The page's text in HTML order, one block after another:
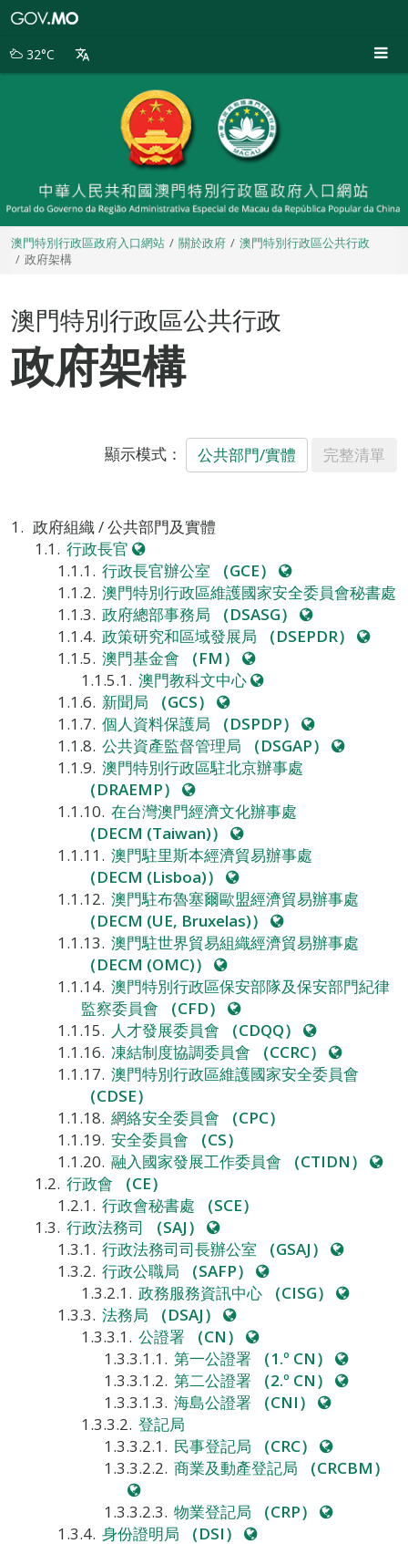
別
32°C
澳門特別行政區政府入口網站 關於政府
澳門特別行政區公共行政
政府架構
澳門特別行政區公共行政
政府架構
顯示模式： 公共部門/實體 完整清單
政府組織 / 公共部門及實體
行政長官
網
站
行政長官辦公室 （GCE）
網
站
澳門特別行政區維護國家安全委員會秘書處
政府總部事務局
（DSASG）
網
站
政策研究和區域發展局 （DSEPDR）
網
澳門基金會 （FM）
網
站
澳門教科文中心
網
新聞局 （GCS）
網
站
個人資料保護局 （DSPDP）
網
站
公共資產監督管理局 （DSGAP）
網
澳門特別行政區駐北京辦事處
（DRAEMP）
網
站
在台灣澳門經濟文化辦事處
（DECM (Taiwan)）
網
站
澳門駐里斯本經濟貿易辦事處
（DECM (Lisboa)）
網
站
澳門駐布魯塞爾歐盟經濟貿易辦事處
（DECM (UE, Bruxelas)）
網
站
澳門駐世界貿易組織經濟貿易辦事處
（DECM (OMC)）
網
站
澳門特別行政區保安部隊及保安部門紀律
監察委員會
（CFD）
網
站
人才發展委員會 （CDQQ）
網
站
凍結制度協調委員會 （CCRC）
網
站
澳門特別行政區維護國家安全委員會
（CDSE）
網絡安全委員會
（CPC）
安全委員會
（CS）
融入國家發展工作委員會
（CTIDN）
網
行政會
（CE）
行政會秘書處
（SCE）
行政法務司
（SAJ）
網
站
行政法務司司長辦公室 （GSAJ）
網
行政公職局 （SAFP）
網
站
政務服務資訊中心 （CISG）
網
法務局 （DSAJ）
網
站
公證署 （CN）
網
站
第一公證署 （1.º CN）
網
站
第二公證署 （2.º CN）
網
海島公證署 （CNI）
網
登記局
民事登記局
（CRC）
網
站
商業及動產登記局
（CRCBM）
網
站
物業登記局 （CRP）
網
身份證明局 （DSI）
網